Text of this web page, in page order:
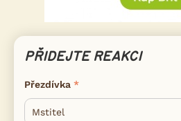
PŘIDEJTE REAKCI
Přezdívka